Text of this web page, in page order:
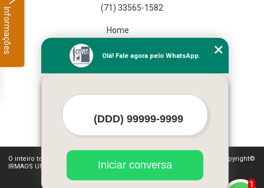
(71) 33565-1582
Home
Missão
Serviços
O inteiro teor deste site está sujeito à proteção de direitos autorais. Copyright©
IRMAOS UNGAR LTDA (Lei 9610 de 19/02/1998)
1
Olá! Fale agora pelo WhatsApp.
Iniciar conversa
Informações